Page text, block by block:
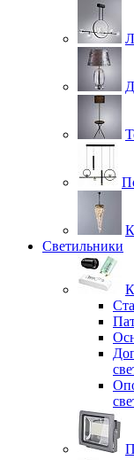
Светильники